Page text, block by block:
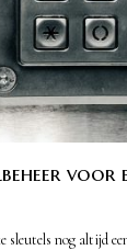
voor
sleutels nog altijd